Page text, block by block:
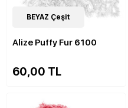
14Çeşit
BEYAZ Çeşit
Alize Puffy Fur 6100
60,00 TL